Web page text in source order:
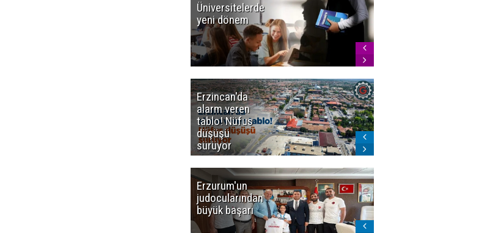
Üniversitelerde
yeni dönem
Erzincan'da
alarm veren
tablo! Nüfus
düşüşü
sürüyor
Erzurum'un
judocularından
büyük başarı